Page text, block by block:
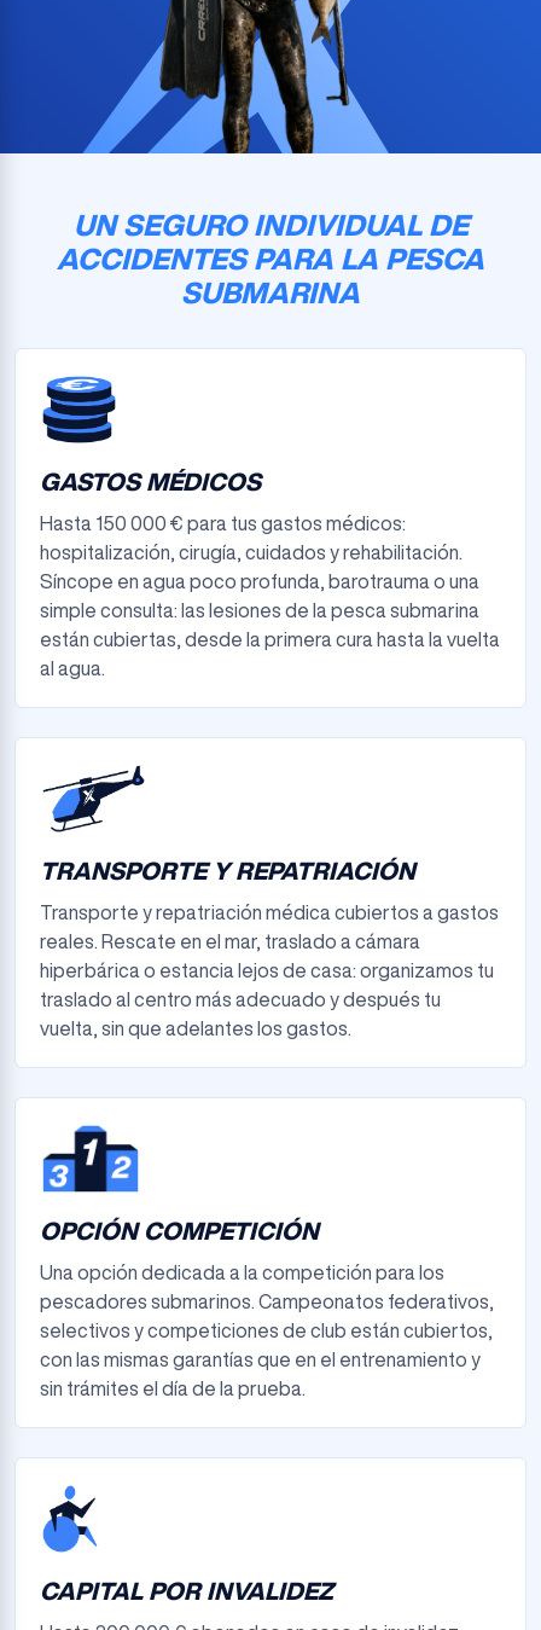
UN SEGURO INDIVIDUAL DE
ACCIDENTES PARA LA PESCA
SUBMARINA
GASTOS MÉDICOS
Hasta 150 000 € para tus gastos médicos:
hospitalización, cirugía, cuidados y rehabilitación.
Síncope en agua poco profunda, barotrauma o una
simple consulta: las lesiones de la pesca submarina
están cubiertas, desde la primera cura hasta la vuelta
al agua.
TRANSPORTE Y REPATRIACIÓN
Transporte y repatriación médica cubiertos a gastos
reales. Rescate en el mar, traslado a cámara
hiperbárica o estancia lejos de casa: organizamos tu
traslado al centro más adecuado y después tu
vuelta, sin que adelantes los gastos.
OPCIÓN COMPETICIÓN
Una opción dedicada a la competición para los
pescadores submarinos. Campeonatos federativos,
selectivos y competiciones de club están cubiertos,
con las mismas garantías que en el entrenamiento y
sin trámites el día de la prueba.
CAPITAL POR INVALIDEZ